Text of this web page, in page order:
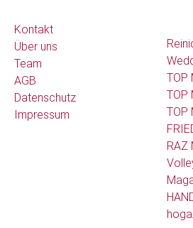
Kontakt
Über uns
Team
AGB
Datenschutz
Impressum
TOP
TOP
TOP
RAZ